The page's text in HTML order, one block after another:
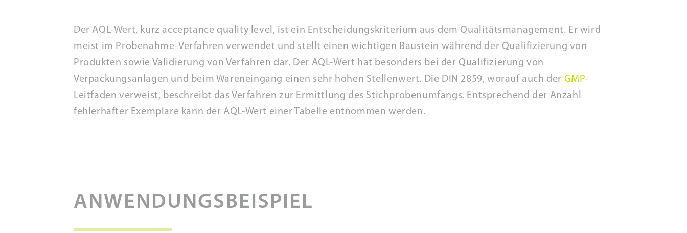
Der AQL-Wert, kurz acceptance quality level, ist ein Entscheidungskriterium aus dem Qualitätsmanagement. Er wird
meist im Probenahme-Verfahren verwendet und stellt einen wichtigen Baustein während der Qualifizierung von
Produkten sowie Validierung von Verfahren dar. Der AQL-Wert hat besonders bei der Qualifizierung von
Verpackungsanlagen und beim Wareneingang einen sehr hohen Stellenwert. Die DIN 2859, worauf auch der GMP-
Leitfaden verweist, beschreibt das Verfahren zur Ermittlung des Stichprobenumfangs. Entsprechend der Anzahl
fehlerhafter Exemplare kann der AQL-Wert einer Tabelle entnommen werden.
ANWENDUNGSBEISPIEL